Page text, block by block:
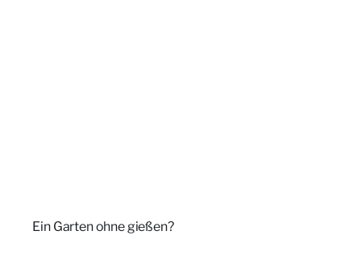
Ein Garten ohne gießen?